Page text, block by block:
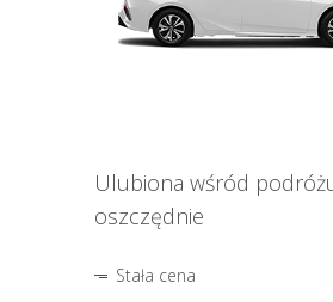
Ulubiona wśród
oszczędnie
Stała cena